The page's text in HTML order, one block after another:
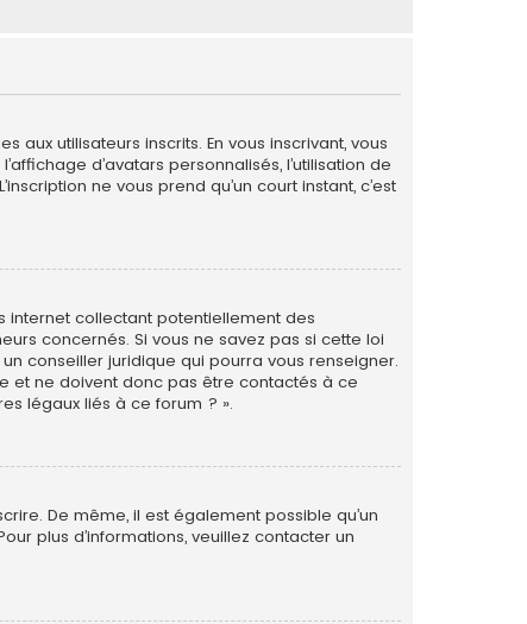
aux utilisateurs inscrits. En vous inscrivant, vous
d’avatars personnalisés, l’utilisation de
ne vous prend qu’un court instant, c’est
internet collectant potentiellement des
concernés. Si vous ne savez pas si cette loi
conseiller juridique qui pourra vous renseigner.
et ne doivent donc pas être contactés à ce
légaux liés à ce forum ? ».
De même, il est également possible qu’un
plus d’informations, veuillez contacter un